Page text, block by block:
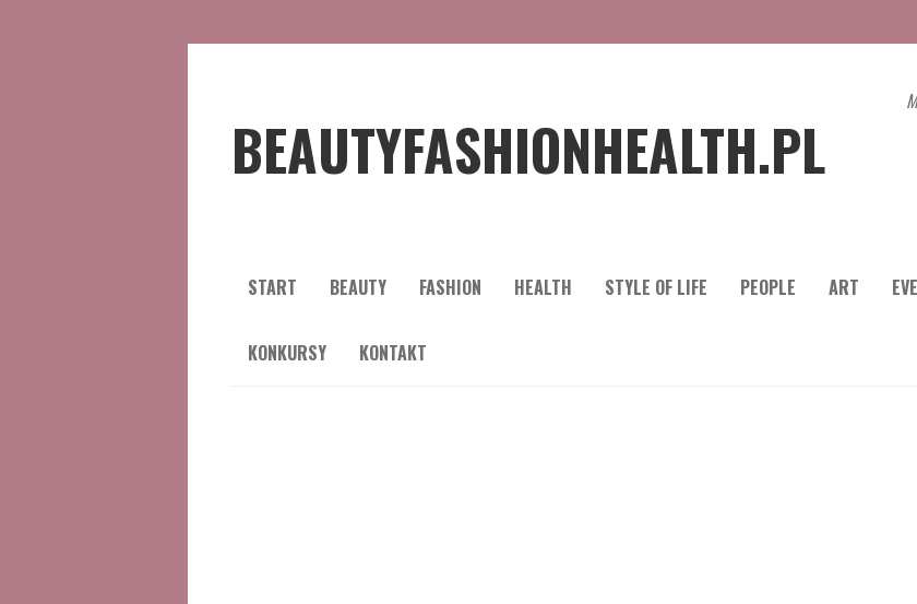
BEAUTYFASHIONHEALTH.PL
START BEAUTY FASHION HEALTH STYLE OF LIFE PEOPLE ART
KONKURSY KONTAKT